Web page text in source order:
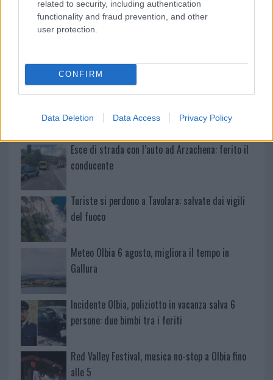
related to security, including authentication
functionality and fraud prevention, and other
user protection.
CONFIRM
Data Deletion Data Access Privacy Policy
k p
NOTIZIE RECENTI
reading su Atzeni
La Maddalena, festa per i 30 anni del Diving
center di Tegge
Esce di strada con l’auto ad Arzachena: ferito il
conducente
Turiste si perdono a Tavolara: salvate dai vigili
del fuoco
Meteo Olbia 6 agosto, migliora il tempo in
Gallura
Incidente Olbia, poliziotto in vacanza salva 6
persone: due bimbi tra i feriti
Red Valley Festival, musica no-stop a Olbia fino
alle 5